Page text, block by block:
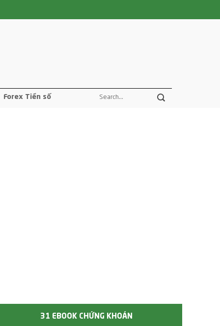
Forex Tiền số
31 EBOOK CHỨNG KHOÁN